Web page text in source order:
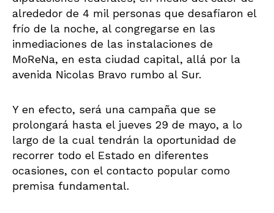
alrededor de 4 mil personas que desafiaron el
frío de la noche, al congregarse en las
inmediaciones de las instalaciones de
MoReNa, en esta ciudad capital, allá por la
avenida Nicolas Bravo rumbo al Sur.
Y en efecto, será una campaña que se
prolongará hasta el jueves 29 de mayo, a lo
largo de la cual tendrán la oportunidad de
recorrer todo el Estado en diferentes
ocasiones, con el contacto popular como
premisa fundamental.